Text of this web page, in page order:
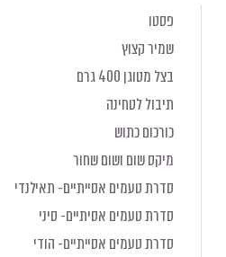
פסטו
שמיר קצוץ
בצל מטוגן 400 גרם
תיבול לטחינה
כורכום כתוש
מיקס שום ושום שחור
סדרת טעמים אסייתיים- תאילנדי
סדרת טעמים אסיתיים- סיני
סדרת טעמים אסייתיים- הודי